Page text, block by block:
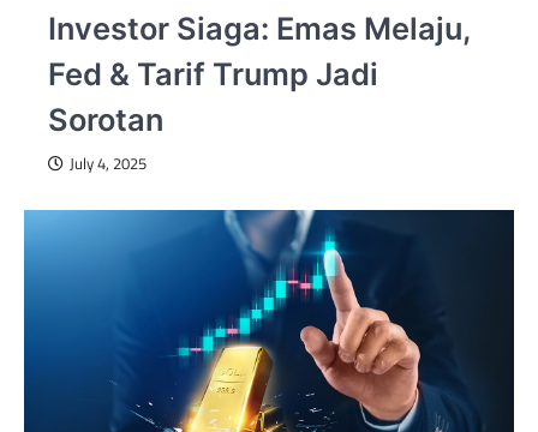
Investor Siaga: Emas Melaju,
Fed & Tarif Trump Jadi
Sorotan
July 4, 2025